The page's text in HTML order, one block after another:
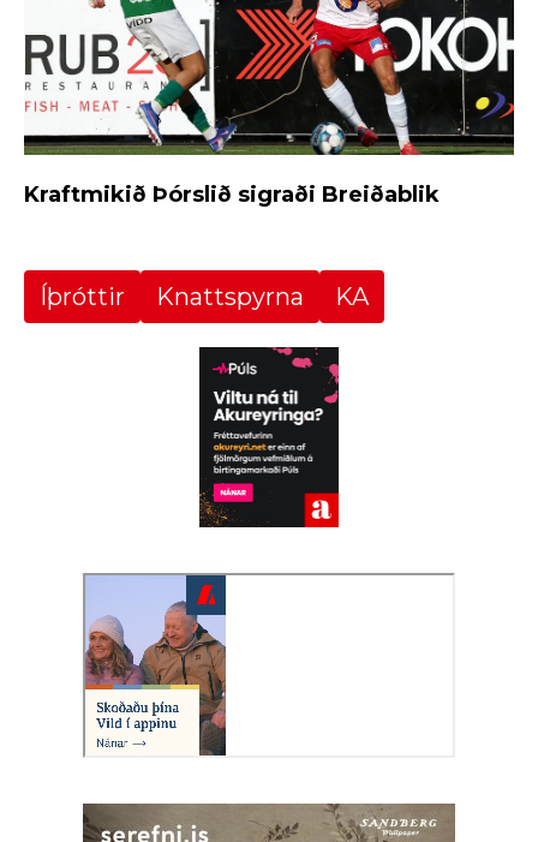
Kraftmikið Þórslið sigraði Breiðablik
Íþróttir Knattspyrna KA